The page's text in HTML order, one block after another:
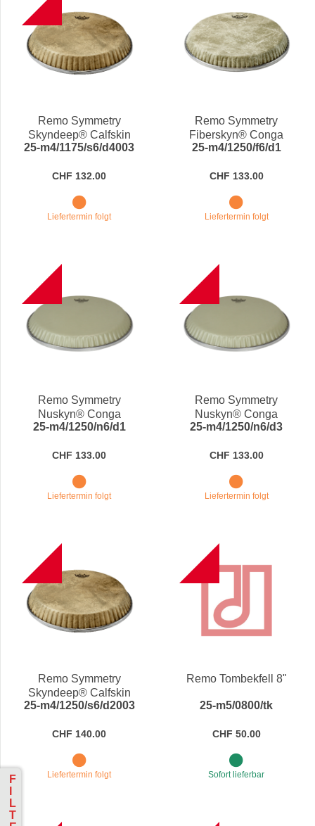
F
L
T
Remo Symmetry
Skyndeep® Calfskin
Conga Drumhead M4-
25-m4/1175/s6/d4003
CHF 132.00
Liefertermin folgt
Remo Symmetry
Fiberskyn® Conga
Drumhead M4-1250-F6-
25-m4/1250/f6/d1
CHF 133.00
Liefertermin folgt
Remo Symmetry
Nuskyn® Conga
Drumhead M4-1250-N6-
25-m4/1250/n6/d1
CHF 133.00
Liefertermin folgt
Remo Symmetry
Nuskyn® Conga
Drumhead M4-1250-N6-
25-m4/1250/n6/d3
CHF 133.00
Liefertermin folgt
Remo Symmetry
Skyndeep® Calfskin
Conga Drumhead M4-
25-m4/1250/s6/d2003
CHF 140.00
Liefertermin folgt
Remo Tombekfell 8"
25-m5/0800/tk
CHF 50.00
Sofort lieferbar